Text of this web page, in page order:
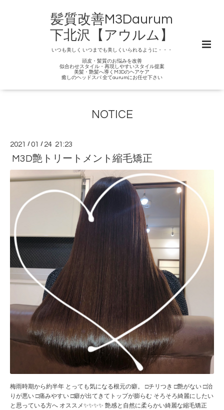
髪質改善M3Daurum
下北沢【アウルム】
いつも美しく いつまでも美しくいられるように・・・
頭皮・髪質のお悩みを改善
似合わせスタイル・再現しやすいスタイル提案
美髪・艶髪へ導くM3Dのヘアケア
癒しのヘッドスパ 全てaurumにお任せ下さい
NOTICE
2021 /01 / 24 21:23
M3D艶トリートメント縮毛矯正
梅雨時期から約半年 とっても気になる根元の癖。 □チリつき □艶がない □治
りが悪い □痛みやすい □癖が出てきてトップが膨らむ そろそろ綺麗にしたい
と思っている方へ オススメ✨✨✨✨ 艶感と自然に柔らかい綺麗な縮毛矯正